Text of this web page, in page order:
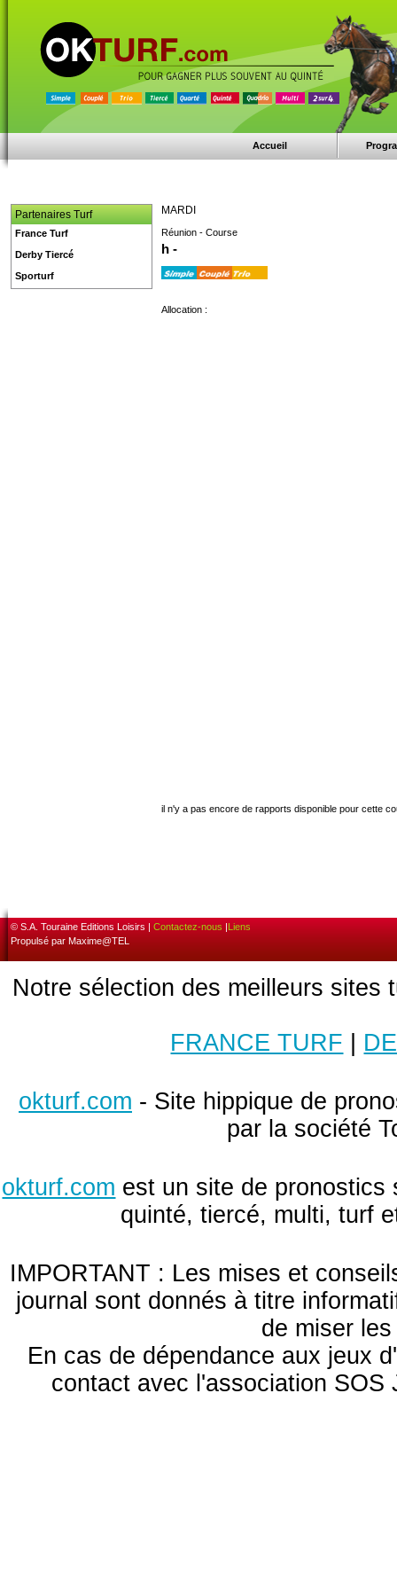
Accueil
MARDI
Réunion - Course
h -
Allocation :
il n'y a pas encore de rapports disponible pour cette
Partenaires Turf
France Turf
Derby Tiercé
Sporturf
© S.A. Touraine Editions Loisirs | Contactez-nous |Liens
Propulsé par Maxime@TEL
Notre sélection des meilleurs sites
FRANCE TURF
okturf.com - Site hippique de
par la société
okturf.com est un site de pronostics
quinté, tiercé, multi, turf
IMPORTANT : Les mises et
journal sont donnés à titre
de miser
En cas de dépendance aux jeux
contact avec l'association